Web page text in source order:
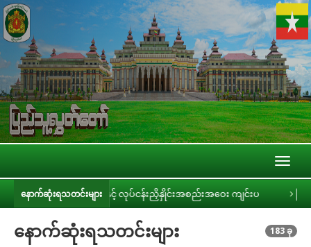
နောက်ဆုံးရသတင်းများ
င့် လုပ်ငန်းညှိနှိုင်းအစည်းအဝေး ကျင်းပ ပြည်သူ့လွှတ်တော် လူငယ်၊ အမျိုး
နောက်ဆုံးရသတင်းများ 183 ခု